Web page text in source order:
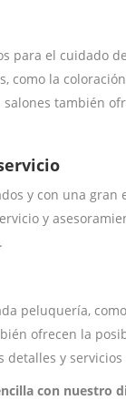
para el cuidado
como la
también
y con una gran
y
peluquería,
ofrecen la
y servicios
con nuestro